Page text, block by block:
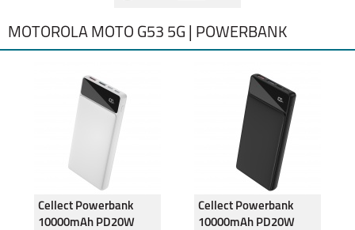
MOTOROLA MOTO G53 5G | POWERBANK
Cellect Powerbank
10000mAh PD20W
Cellect Powerbank
10000mAh PD20W